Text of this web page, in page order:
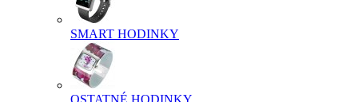
SMART HODINKY
OSTATNÉ HODINKY